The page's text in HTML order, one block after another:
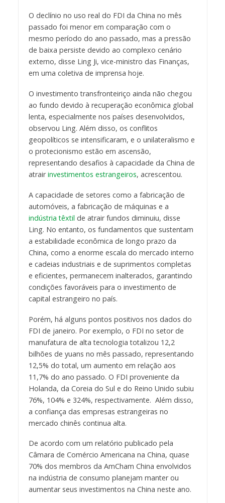
O declínio no uso real do FDI da China no mês
passado foi menor em comparação com o
mesmo período do ano passado, mas a pressão
de baixa persiste devido ao complexo cenário
externo, disse Ling Ji, vice-ministro das Finanças,
em uma coletiva de imprensa hoje.
O investimento transfronteiriço ainda não chegou
ao fundo devido à recuperação econômica global
lenta, especialmente nos países desenvolvidos,
observou Ling. Além disso, os conflitos
geopolíticos se intensificaram, e o unilateralismo e
o protecionismo estão em ascensão,
representando desafios à capacidade da China de
atrairinvestimentos estrangeiros, acrescentou.
A capacidade de setores como a fabricação de
automóveis, a fabricação de máquinas e a
indústria têxtil de atrair fundos diminuiu, disse
Ling. No entanto, os fundamentos que sustentam
a estabilidade econômica de longo prazo da
China, como a enorme escala do mercado interno
e cadeias industriais e de suprimentos completas
e eficientes, permanecem inalterados, garantindo
condições favoráveis para o investimento de
capital estrangeiro no país.
Porém, há alguns pontos positivos nos dados do
FDI de janeiro. Por exemplo, o FDI no setor de
manufatura de alta tecnologia totalizou 12,2
bilhões de yuans no mês passado, representando
12,5% do total, um aumento em relação aos
11,7% do ano passado. O FDI proveniente da
Holanda, da Coreia do Sul e do Reino Unido subiu
76%, 104% e 324%, respectivamente. Além disso,
a confiança das empresas estrangeiras no
mercado chinês continua alta.
De acordo com um relatório publicado pela
Câmara de Comércio Americana na China, quase
70% dos membros da AmCham China envolvidos
na indústria de consumo planejam manter ou
aumentar seus investimentos na China neste ano.